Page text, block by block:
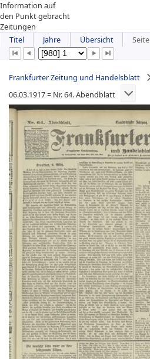
Information auf
den Punkt gebracht
Zeitungen
Titel
Jahre Übersicht Seite
Frankfurter Zeitung und Handelsblatt
06.03.1917 = Nr. 64. Abendblatt